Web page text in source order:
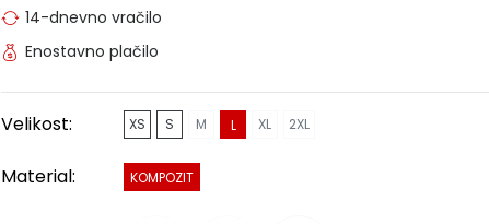
14-dnevno vračilo
Enostavno plačilo
Velikost: XS S M L XL 2XL
Material: KOMPOZIT